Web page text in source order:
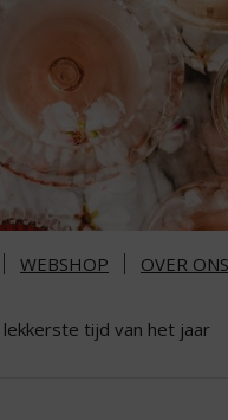
WEBSHOP OVER ONS
lekkerste tijd van het jaar